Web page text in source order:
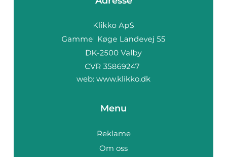
web: www.klikko.dk
Menu
Reklame
Om oss